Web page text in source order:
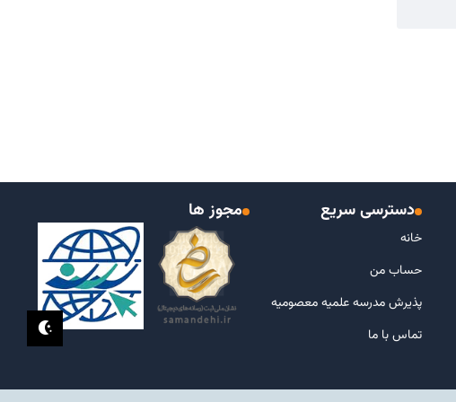
دسترسی سریع
خانه
حساب من
پذیرش مدرسه علمیه معصومیه
تماس با ما
مجوز ها